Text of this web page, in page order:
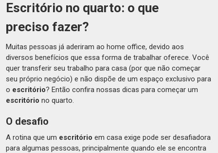
Escritório no quarto: o que
preciso fazer?
Muitas pessoas já aderiram ao home office, devido aos
diversos benefícios que essa forma de trabalhar oferece. Você
quer transferir seu trabalho para casa (por que não começar
seu próprio negócio) e não dispõe de um espaço exclusivo para
o escritório? Então confira nossas dicas para começar um
escritório no quarto.
O desafio
A rotina que um escritório em casa exige pode ser desafiadora
para algumas pessoas, principalmente quando ele se encontra